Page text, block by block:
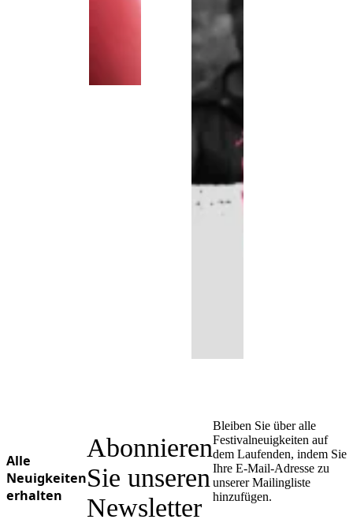
Alle
Neuigkeiten
erhalten
Abonnieren
Sie unseren
Newsletter
Bleiben Sie über alle
Festivalneuigkeiten auf
dem Laufenden, indem Sie
Ihre E-Mail-Adresse zu
unserer Mailingliste
hinzufügen.